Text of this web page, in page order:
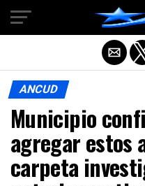
ANCUD
Municipio
agregar estos
carpeta
Salir de